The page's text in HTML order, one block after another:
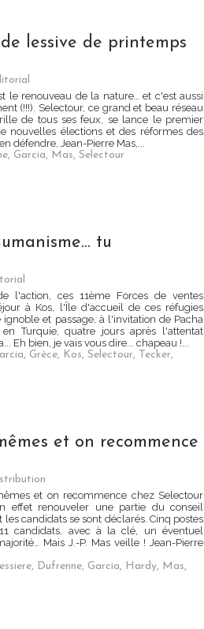
lessive de printemps
le renouveau de la nature… et c'est aussi
(!!!). Selectour, ce grand et beau réseau
de tous ses feux, se lance le premier
nouvelles élections et des réformes des
défendre, Jean-Pierre Mas,...
, Garcia, Mas, Selectour
tu
l'action, ces 11ème Forces de ventes
à Kos, l'Île d'accueil de ces réfugies
et passage, à l'invitation de Pacha
Turquie, quatre jours après l'attentat
Eh bien, je vais vous dire... chapeau !...
, Grèce, Kos, Selectour, Tecker,
et on recommence
et on recommence chez Selectour
effet renouveler une partie du conseil
candidats se sont déclarés. Cinq postes
candidats, avec à la clé, un éventuel
Mais J.-P. Mas veille ! Jean-Pierre
, Dufrenne, Garcia, Hardy, Mas,